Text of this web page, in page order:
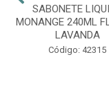
SABONETE
MONANGE 240ML
LAVANDA
Código: 42315